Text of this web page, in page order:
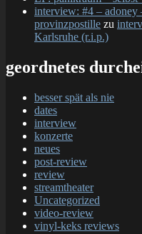
interview: #4 – adoney
provinzpostille zu
Karlsruhe (r.i.p.)
geordnetes
besser spät als nie
dates
interview
konzerte
neues
post-review
review
streamtheater
Uncategorized
video-review
vinyl-keks reviews